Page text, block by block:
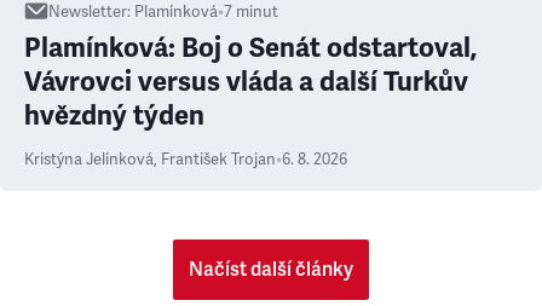
Newsletter: Plamínková•7 minut
Plamínková: Boj o Senát odstartoval,
Vávrovci versus vláda a další Turkův
hvězdný týden
Kristýna Jelínková, František Trojan•6. 8. 2026
Načíst další články